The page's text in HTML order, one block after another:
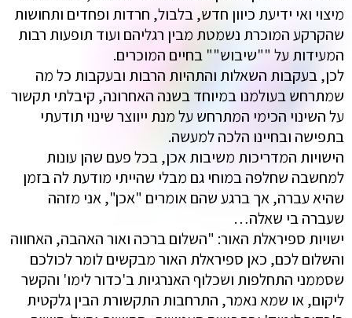
מיצוי ואי ידיעת כיוון חדש, בלבול, חרדות ופחדים ותחושות
שהקרקע המוכרת נשמטת מבין רגליהם ועוד תופעות רבות
המעידות על ""שיבוש"" בחיים המוכרים.
לכן, בעקבות השאלות והתהיות הרבות ובעקבות כל מה
שמתרחש בעולמנו במיוחד בשנה האחרונה, קיבלתי תקשור
על השינוי הכימי המתרחש על מנת ייווצר שינוי תודעתי
בתפישה ובחיינו הלכה למעשה.
הישויות המדריכות משיבות אכן, בכל פעם שהן עונות
למחשבה שחלפה במוחי גם מבלי שהייתי מודעת לה בזמן
שהיא עברה, אך ברגע שהם אומרים "אכן", אני מזהה
שעברה בי שאלה…
ישויות ספיראלת האור: "השלום ברכה ואור האהבה, האחווה
והשלום לכם, כאן ספיראלת האור מבקשים לומר לכולכם
שסממני התחלפות ושכלוף האנרגיות ב'כדור לימו' והקשר
ליקום, או שמא נאמר, התרחבות התקשורת הבין גלקטית